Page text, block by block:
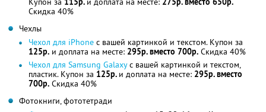
Скидка 40%
Чехлы
Чехол для iPhone с вашей картинкой и текстом. Купон за
125р. и доплата на месте: 295р. вместо 700р. Скидка 40%
Чехол для Samsung Galaxyс вашей картинкой и текстом,
пластик. Купон за 125р. и доплата на месте: 295р. вместо
700р. Скидка 40%
Фотокниги, фототетради